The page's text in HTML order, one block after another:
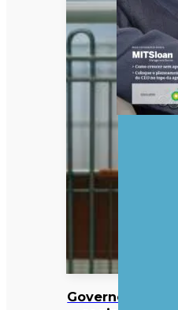
Governo altera